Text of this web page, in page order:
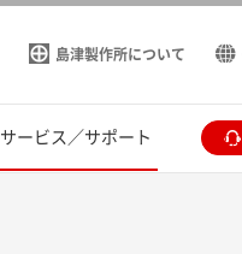
島津製作所について
サービス／サポート